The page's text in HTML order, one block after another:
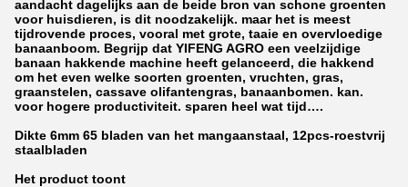
aandacht dagelijks aan de beide bron van schone groenten
voor huisdieren, is dit noodzakelijk. maar het is meest
tijdrovende proces, vooral met grote, taaie en overvloedige
banaanboom. Begrijp dat YIFENG AGRO een veelzijdige
banaan hakkende machine heeft gelanceerd, die hakkend
om het even welke soorten groenten, vruchten, gras,
graanstelen, cassave olifantengras, banaanbomen. kan.
voor hogere productiviteit. sparen heel wat tijd….
Dikte 6mm 65 bladen van het mangaanstaal, 12pcs-roestvrij
staalbladen
Het product toont